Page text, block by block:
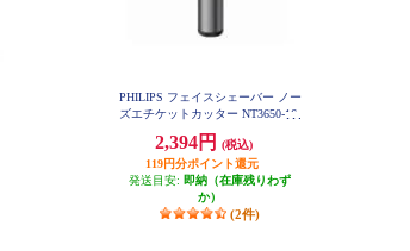
PHILIPS フェイスシェーバー ノー
ズエチケットカッター NT3650-16
2,394円
(税込)
119円分ポイント還元
発送目安: 即納（在庫残りわず
か）
(2件)